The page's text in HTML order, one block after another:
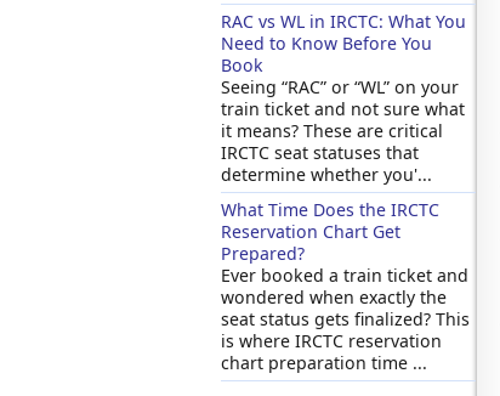
RAC vs WL in IRCTC: What You
Need to Know Before You
Book
Seeing “RAC” or “WL” on your
train ticket and not sure what
it means? These are critical
IRCTC seat statuses that
determine whether you'...
What Time Does the IRCTC
Reservation Chart Get
Prepared?
Ever booked a train ticket and
wondered when exactly the
seat status gets finalized? This
is where IRCTC reservation
chart preparation time ...